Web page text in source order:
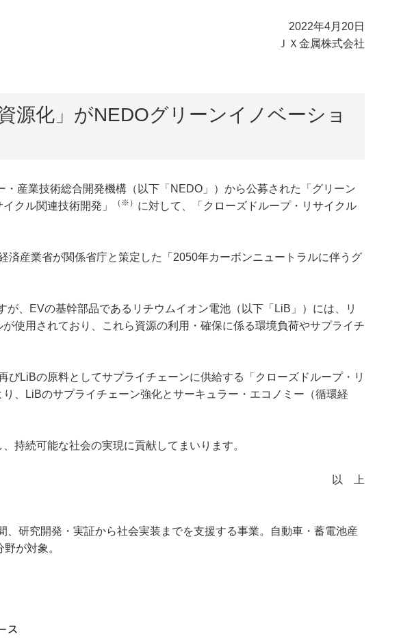
2022年4月20日
ＪＸ金属株式会社
源化」がNEDOグリーンイノベーショ
産業技術総合開発機構（以下「NEDO」）から公募された「グリーン
クル関連技術開発」
（※） に対して、「クローズドループ・リサイクル
産業省が関係省庁と策定した「2050年カーボンニュートラルに伴うグ
、EVの基幹部品であるリチウムイオン電池（以下「LiB」）には、リ
使用されており、これら資源の利用・確保に係る環境負荷やサプライチ
LiBの原料としてサプライチェーンに供給する「クローズドループ・リ
、LiBのサプライチェーン強化とサーキュラー・エコノミー（循環経
持続可能な社会の実現に貢献してまいります。
以 上
研究開発・実証から社会実装までを支援する事業。自動車・蓄電池産
が対象。